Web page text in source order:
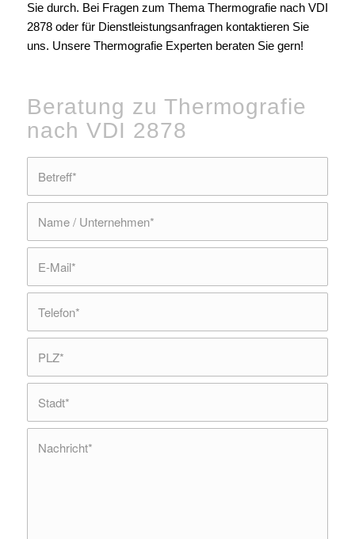
Sie durch. Bei Fragen zum Thema Thermografie nach VDI
2878 oder für Dienstleistungsanfragen kontaktieren Sie
uns. Unsere Thermografie Experten beraten Sie gern!
Beratung zu Thermografie
nach VDI 2878